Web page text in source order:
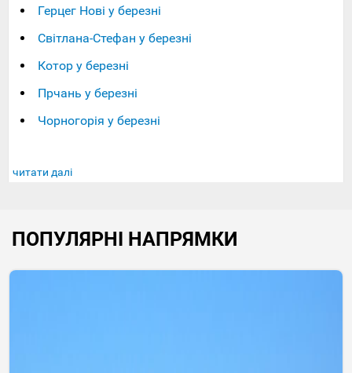
Герцег Нові у березні
Світлана-Стефан у березні
Котор у березні
Прчань у березні
Чорногорія у березні
читати далі
ПОПУЛЯРНІ НАПРЯМКИ